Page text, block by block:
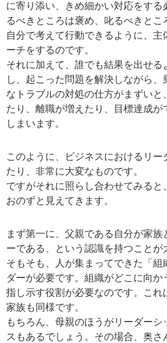
に寄り添い、きめ細かい対応をする
るべきところは褒め、叱るべきと
自分で考えて行動できるように、主
ーチをするのです。
それに加えて、誰でも結果を出せる
し、起こった問題を解決しながら
なトラブルの対処の仕方がまずいと
たり、離職が増えたり、目標達成が
しまいます。
このように、ビジネスにおけるリー
たり、非常に大変なものです。
ですがそれに照らし合わせてみると
おのずと見えてきます。
まず第一に、父親である自分が家
ーである、という認識を持つことが
そもそも、人が集まってできた「組
ダーが必要です。組織がどこに向か
指し示す役割が必要なのです。これ
家族も同様です。
もちろん、母親のほうがリーダーシ
スもあるでしょう。その場合、奥さ